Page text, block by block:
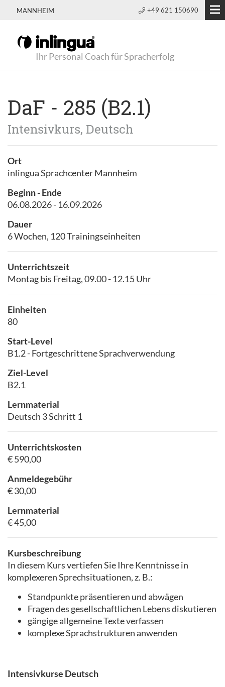
MANNHEIM +49 621 150690
Ihr Personal Coach für Spracherfolg
DaF - 285 (B2.1)
Intensivkurs, Deutsch
Ort
inlingua Sprachcenter Mannheim
Beginn - Ende
06.08.2026 - 16.09.2026
Dauer
6 Wochen, 120 Trainingseinheiten
Unterrichtszeit
Montag bis Freitag, 09.00 - 12.15 Uhr
Einheiten
80
Start-Level
B1.2 - Fortgeschrittene Sprachverwendung
Ziel-Level
B2.1
Lernmaterial
Deutsch 3 Schritt 1
Kursbeschreibung
In diesem Kurs vertiefen Sie Ihre Kenntnisse in
komplexeren Sprechsituationen, z. B.:
Standpunkte präsentieren und abwägen
Fragen des gesellschaftlichen Lebens diskutieren
gängige allgemeine Texte verfassen
komplexe Sprachstrukturen anwenden
Intensivkurse Deutsch
Unterrichtskosten
€ 590,00
Anmeldegebühr
€ 30,00
Lernmaterial
€ 45,00